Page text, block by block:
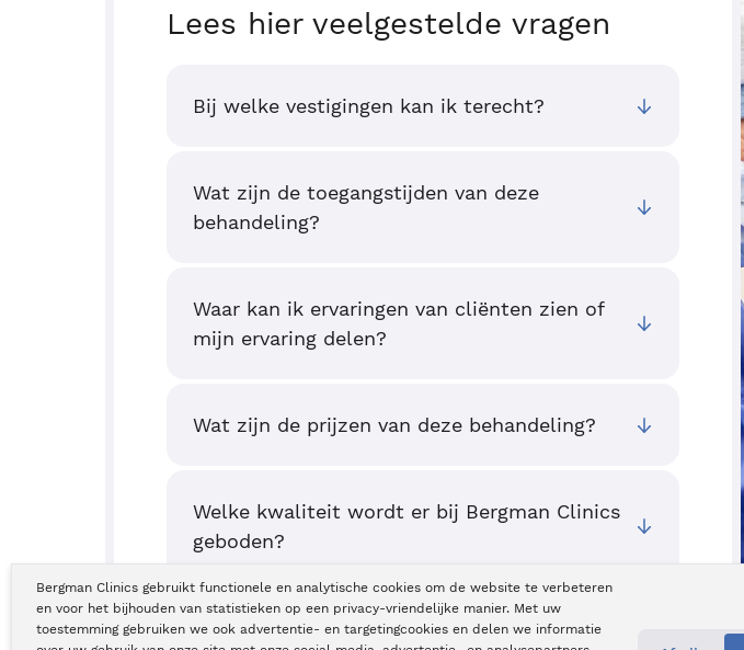
Bergman Clinics gebruikt functionele en analytische cookies om de website te verbeteren
en voor het bijhouden van statistieken op een privacy-vriendelijke manier. Met uw
toestemming gebruiken we ook advertentie- en targetingcookies en delen we informatie
Lees hier veelgestelde vragen
Bij welke vestigingen kan ik terecht?
Wat zijn de toegangstijden van deze
behandeling?
Waar kan ik ervaringen van cliënten zien of
mijn ervaring delen?
Wat zijn de prijzen van deze behandeling?
Welke kwaliteit wordt er bij Bergman Clinics
geboden?